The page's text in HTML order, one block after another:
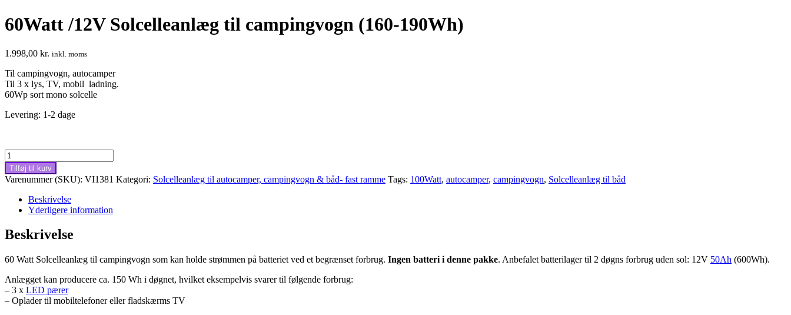
60Watt /12V Solcelleanlæg til campingvogn (160-190Wh)
1.998,00 kr. inkl. moms
Til campingvogn, autocamper
Til 3 x lys, TV, mobil ladning.
60Wp sort mono solcelle
Levering: 1-2 dage
60Watt
/12V
Solcelleanlæg
til
campingvogn
(160-
190Wh)
antal
Tilføj til kurv
Varenummer (SKU): VI1381 Kategori: Solcelleanlæg til autocamper, campingvogn & båd- fast ramme Tags: 100Watt, autocamper, campingvogn, Solcelleanlæg til båd
Beskrivelse
Yderligere information
Beskrivelse
60 Watt Solcelleanlæg til campingvogn som kan holde strømmen på batteriet ved et begrænset forbrug. Ingen batteri i denne pakke. Anbefalet batterilager til 2 døgns forbrug uden sol: 12V 50Ah (600Wh).
Anlægget kan producere ca. 150 Wh i døgnet, hvilket eksempelvis svarer til følgende forbrug:
– 3 x LED pærer
– Oplader til mobiltelefoner eller fladskærms TV